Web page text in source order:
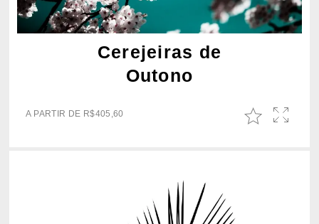
Cerejeiras de
Outono
A PARTIR DE R$405,60